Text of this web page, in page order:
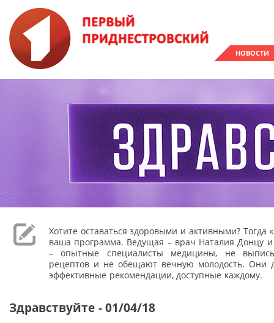
НОВОСТИ
Хотите оставаться здоровыми и активными? Тогда
ваша программа. Ведущая – врач Наталия Донцу и
– опытные специалисты медицины, не
рецептов и не обещают вечную молодость. Они
эффективные рекомендации, доступные каждому.
Здравствуйте - 01/04/18